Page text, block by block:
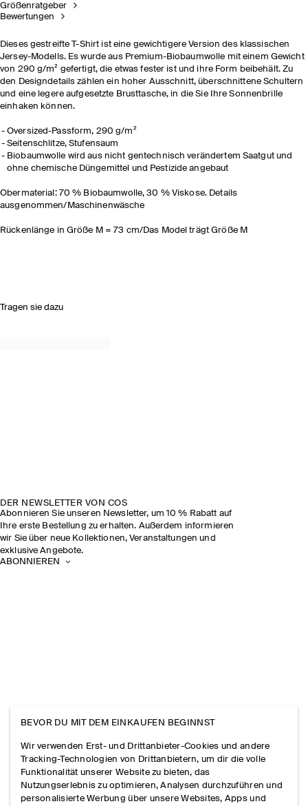
Größenratgeber
Bewertungen
Dieses gestreifte T-Shirt ist eine gewichtigere Version des klassischen
Jersey-Modells. Es wurde aus Premium-Biobaumwolle mit einem Gewicht
von 290 g/m² gefertigt, die etwas fester ist und ihre Form beibehält. Zu
den Designdetails zählen ein hoher Ausschnitt, überschnittene Schultern
und eine legere aufgesetzte Brusttasche, in die Sie Ihre Sonnenbrille
einhaken können.
Oversized-Passform, 290 g/m²
Seitenschlitze, Stufensaum
Biobaumwolle wird aus nicht gentechnisch verändertem Saatgut und
ohne chemische Düngemittel und Pestizide angebaut
Obermaterial: 70 % Biobaumwolle, 30 % Viskose. Details
ausgenommen/Maschinenwäsche
Rückenlänge in Größe M = 73 cm/Das Model trägt Größe M
Tragen sie dazu
DER NEWSLETTER VON COS
Abonnieren Sie unseren Newsletter, um 10 % Rabatt auf
Ihre erste Bestellung zu erhalten. Außerdem informieren
wir Sie über neue Kollektionen, Veranstaltungen und
exklusive Angebote.
ABONNIEREN
BEVOR DU MIT DEM EINKAUFEN BEGINNST
Wir verwenden Erst- und Drittanbieter-Cookies und andere
Tracking-Technologien von Drittanbietern, um dir die volle
Funktionalität unserer Website zu bieten, das
Nutzungserlebnis zu optimieren, Analysen durchzuführen und
personalisierte Werbung über unsere Websites, Apps und